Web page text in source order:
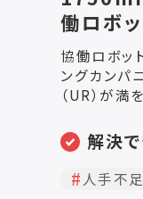
UR12e 優
1300mmリ
ンスを兼ね
す。この協
ーションに
可能性を提供します
mm / 51.2
27.55 lbs
33.5 kg /
利益率
人手不